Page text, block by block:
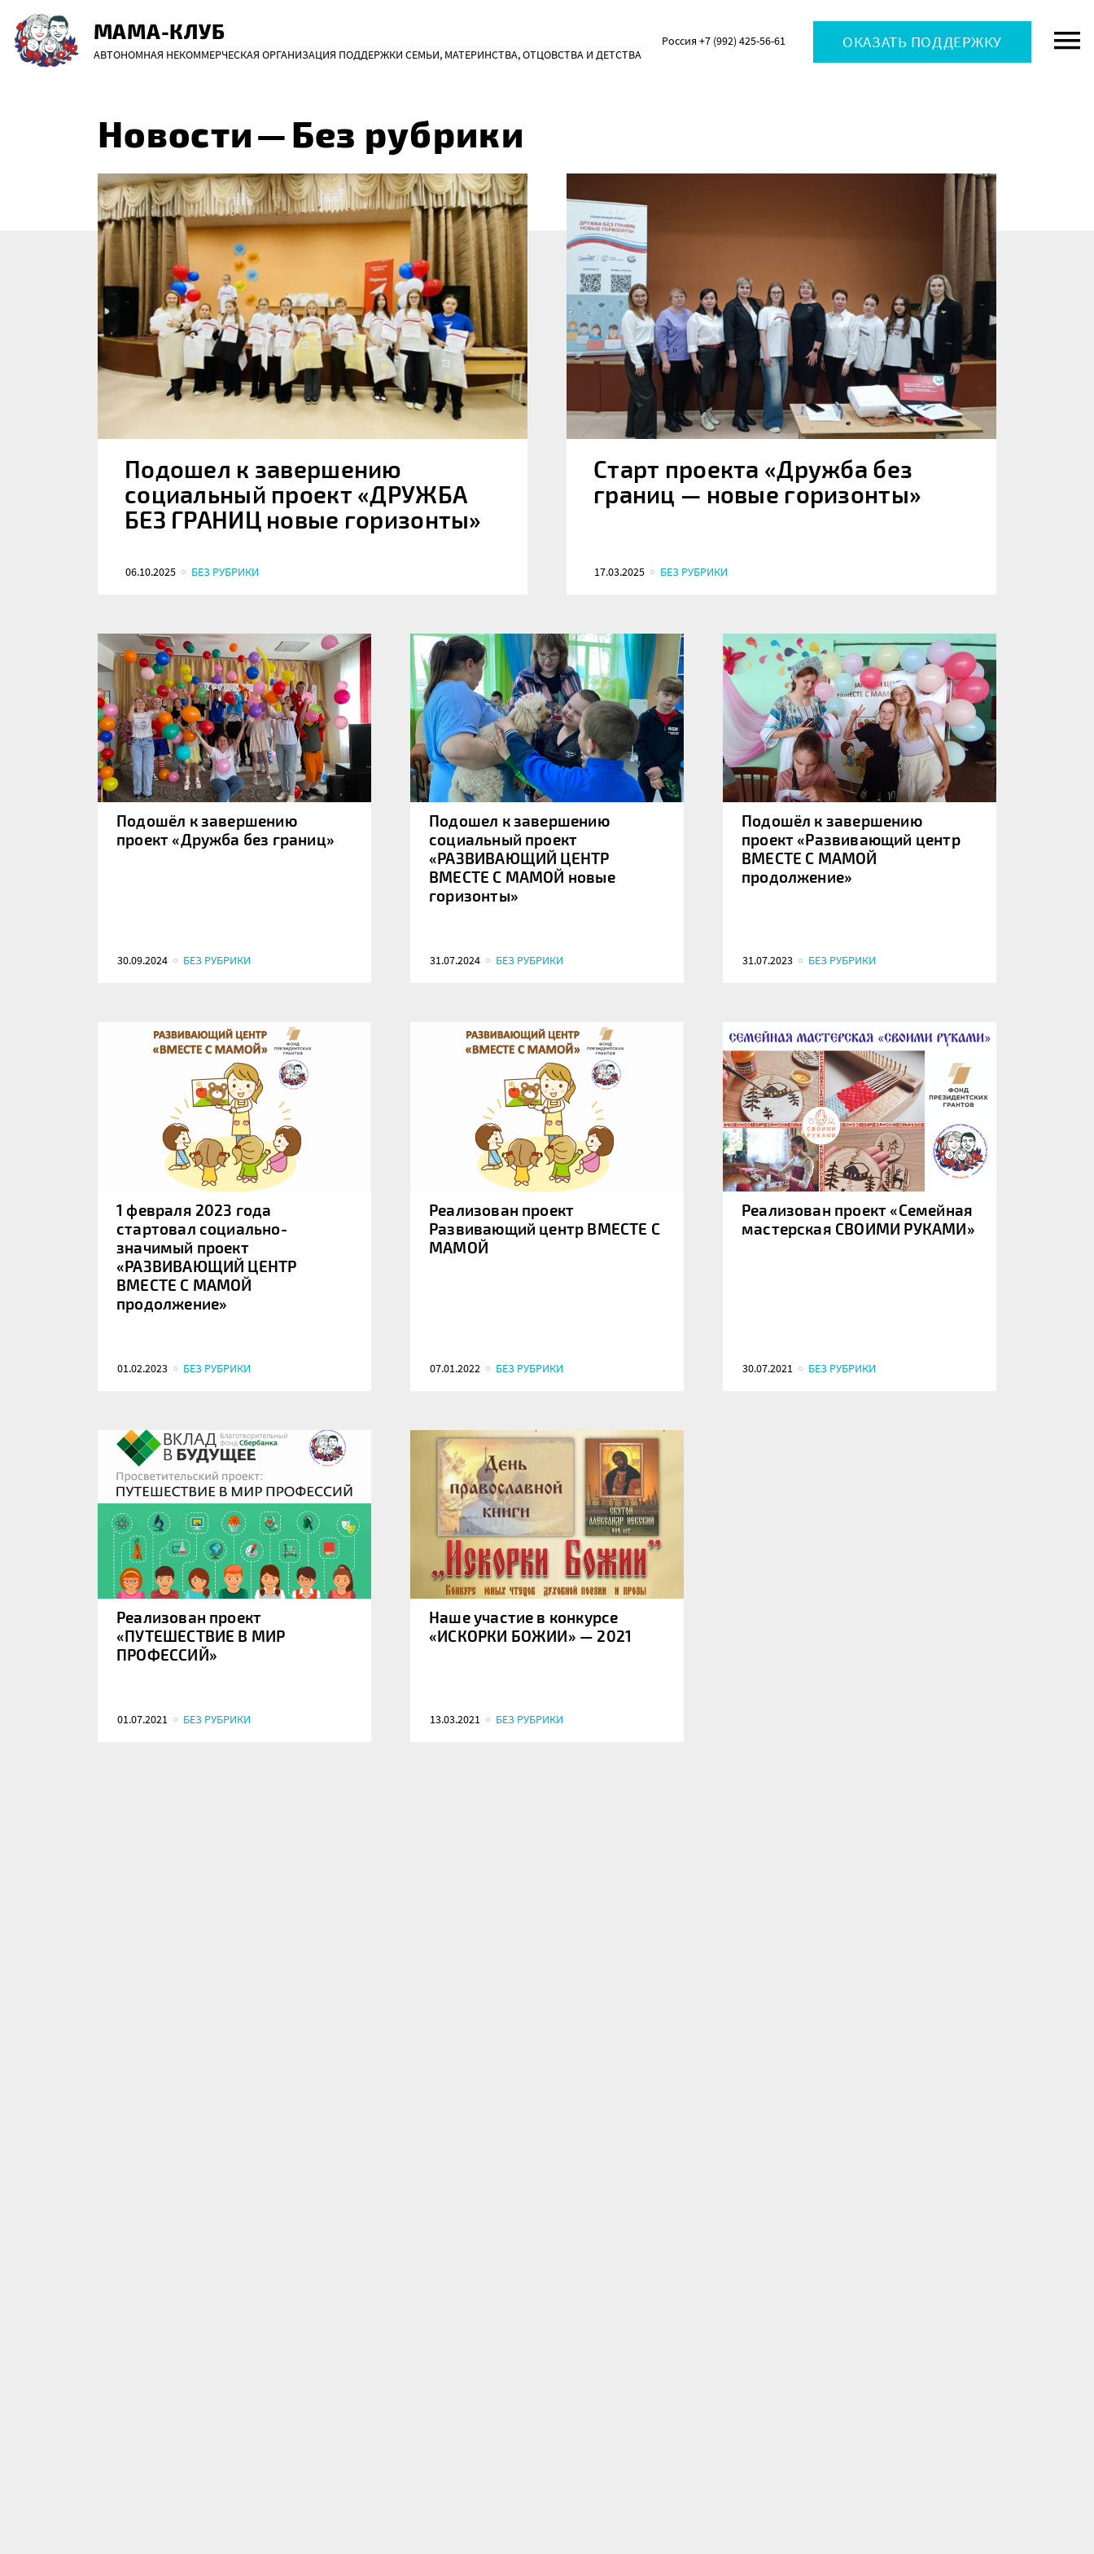
Перейти
содержанию
МАМА-КЛУБ
АВТОНОМНАЯ НЕКОММЕРЧЕСКАЯ ОРГАНИЗАЦИЯ ПОДДЕРЖКИ СЕМЬИ, МАТЕРИНСТВА, ОТЦОВСТВА И ДЕТСТВА
Россия +7 (992) 425-56-61 ОКАЗАТЬ ПОДДЕРЖКУ
Новости—Без рубрики
Подошел к завершению
социальный проект «ДРУЖБА
БЕЗ ГРАНИЦ новые горизонты»
06.10.2025 БЕЗ РУБРИКИ
Старт проекта «Дружба без
границ — новые горизонты»
17.03.2025 БЕЗ РУБРИКИ
Подошёл к завершению
проект «Дружба без границ»
30.09.2024 БЕЗ РУБРИКИ
Подошел к завершению
социальный проект
«РАЗВИВАЮЩИЙ ЦЕНТР
ВМЕСТЕ С МАМОЙ новые
горизонты»
31.07.2024 БЕЗ РУБРИКИ
Подошёл к завершению
проект «Развивающий центр
ВМЕСТЕ С МАМОЙ
продолжение»
31.07.2023 БЕЗ РУБРИКИ
1 февраля 2023 года
стартовал социально-
значимый проект
«РАЗВИВАЮЩИЙ ЦЕНТР
ВМЕСТЕ С МАМОЙ
продолжение»
01.02.2023 БЕЗ РУБРИКИ
Реализован проект
Развивающий центр ВМЕСТЕ С
МАМОЙ
07.01.2022 БЕЗ РУБРИКИ
Реализован проект «Семейная
мастерская СВОИМИ РУКАМИ»
30.07.2021 БЕЗ РУБРИКИ
Реализован проект
«ПУТЕШЕСТВИЕ В МИР
ПРОФЕССИЙ»
01.07.2021 БЕЗ РУБРИКИ
Наше участие в конкурсе
«ИСКОРКИ БОЖИИ» — 2021
13.03.2021 БЕЗ РУБРИКИ